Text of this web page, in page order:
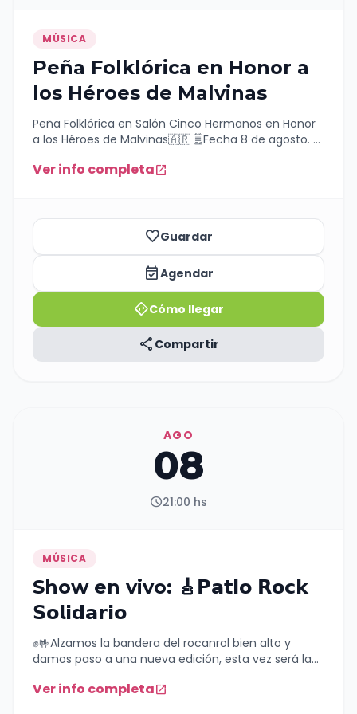
MÚSICA
Peña Folklórica en Honor a
los Héroes de Malvinas
Peña Folklórica en Salón Cinco Hermanos en Honor
a los Héroes de Malvinas🇦🇷 🗒️Fecha 8 de agosto. 📌
un alimento no perecedero a beneficio del Hogar
Ver info completaopen_in_new
favorite_borderGuardar
event_availableAgendar
directionsCómo llegar
share Compartir
AGO
08
schedule21:00 hs
MÚSICA
Show en vivo: 🎸𝗣𝗮𝘁𝗶𝗼 𝗥𝗼𝗰𝗸
𝗦𝗼𝗹𝗶𝗱𝗮𝗿𝗶𝗼
✊️🤟Alzamos la bandera del rocanrol bien alto y
damos paso a una nueva edición, esta vez será la
⏰️21:00hs (Puntual) Lugar: La Lomitería (Ex patio
Ver info completaopen_in_new